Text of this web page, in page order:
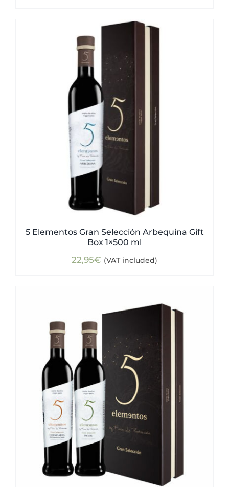
5 Elementos Gran Selección Arbequina Gift
Box 1×500 ml
22,95€ (VAT included)